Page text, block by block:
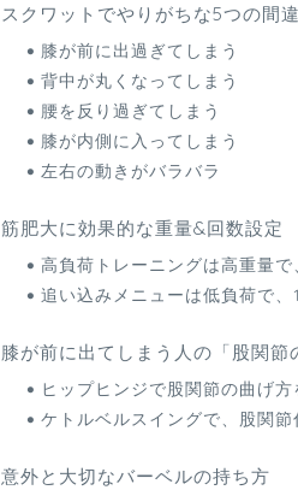
スクワットでやりがちな5つの間
膝が前に出過ぎてしまう
背中が丸くなってしまう
腰を反り過ぎてしまう
膝が内側に入ってしまう
左右の動きがバラバラ
筋肥大に効果的な重量&回数設定
高負荷トレーニングは高重量で
追い込みメニューは低負荷で、
膝が前に出てしまう人の「股関節
ヒップヒンジで股関節の曲げ方
ケトルベルスイングで、股関節
意外と大切なバーベルの持ち方